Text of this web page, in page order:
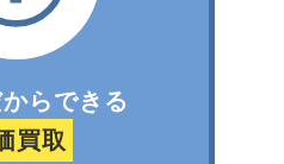
らできる
買取